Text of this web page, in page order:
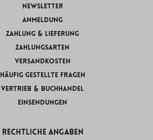
Newsletter
Anmeldung
Zahlung & Lieferung
Zahlungsarten
Versandkosten
Häufig gestellte Fragen
Vertrieb & Buchhandel
Einsendungen
RECHTLICHE ANGABEN